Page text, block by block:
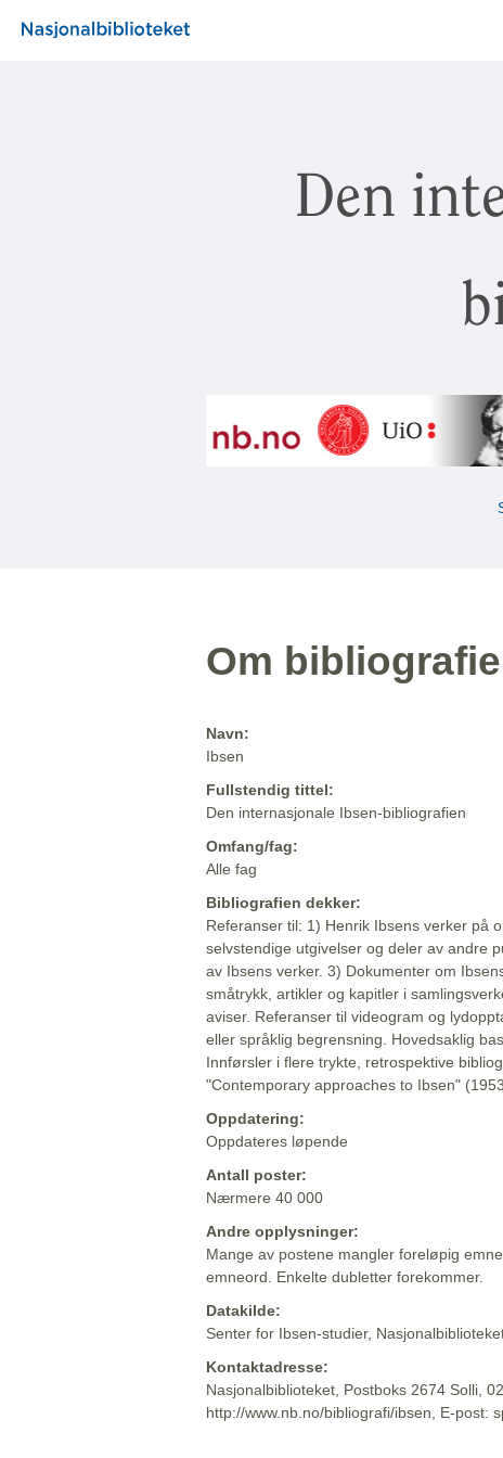
Den
Om
Navn:
Ibsen
Fullstendig tittel:
Den internasjonale Ibsen-bibliografien
Omfang/fag:
Alle fag
Bibliografien dekker:
Referanser til: 1) Henrik Ibsens verker på
selvstendige utgivelser og deler av andre
av Ibsens verker. 3) Dokumenter om
småtrykk, artikler og kapitler i
aviser. Referanser til videogram og
eller språklig begrensning. Hovedsaklig
Innførsler i flere trykte, retrospektive
"Contemporary approaches to Ibsen"
Oppdatering:
Oppdateres løpende
Antall poster:
Nærmere 40 000
Andre opplysninger:
Mange av postene mangler foreløpig
emneord. Enkelte dubletter forekommer.
Datakilde:
Senter for Ibsen-studier,
Kontaktadresse:
Nasjonalbiblioteket, Postboks 2674 Solli,
http://www.nb.no/bibliografi/ibsen, E-post: